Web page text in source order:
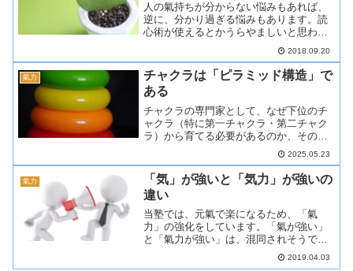
人の氣持ちが分からない悩みもあれば、
逆に、分かり過ぎる悩みもあります。読
心術が使えるとかうらやましいと思わが
ちですが、人知れない苦労があります。
このような人は、分かりたくない事まで
知ってしまうので辛い思いをしていま
す。他の感覚についても過敏...
2018.09.20
氣力
チャクラは「ピラミッド構造」で
ある
チャクラの専門家として、なぜ下位のチ
ャクラ（特に第一チャクラ・第二チャク
ラ）から育てる必要があるのか、その理
由をスピリチュアル、エネルギー、生
理・心理の観点から、総合的かつ深く解
説します。結論：チャクラは「土台」か
ら育てる必要があるチャクラ...
2025.05.23
氣力
「気」が強いと「気力」が強いの
違い
当塾では、元氣で楽になるため、「氣
力」の強化をしています。「氣が強い」
と「氣力が強い」は、混同されそうです
が、全く違うものです。そして元氣楽塾
の生徒さんには「氣力」が強い状態にな
2019.04.03